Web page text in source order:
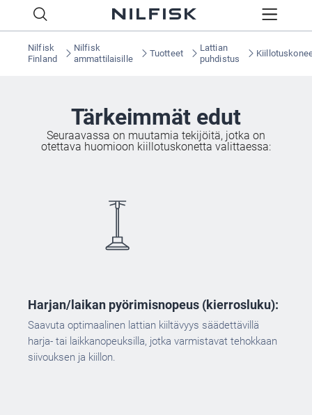
Nilfisk
Finland
Nilfisk
ammattilaisille
Tuotteet
Lattian
puhdistus
Tärkeimmät edut
Seuraavassa on muutamia tekijöitä, jotka on
otettava huomioon kiillotuskonetta valittaessa:
Harjan/laikan pyörimisnopeus (kierrosluku):
Saavuta optimaalinen lattian kiiltävyys säädettävillä
harja- tai laikkanopeuksilla, jotka varmistavat tehokkaan
siivouksen ja kiillon.